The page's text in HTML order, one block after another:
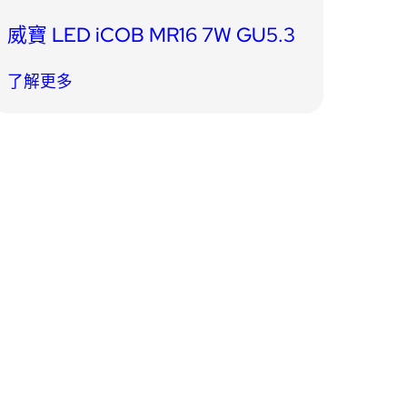
威寶 LED iCOB MR16 7W GU5.3
了解更多